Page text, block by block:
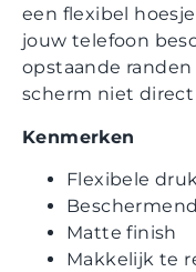
een flexibel
jouw telefoon
opstaande
scherm niet
Kenmerken
Flexibele
Matte finish
Makkelijk te